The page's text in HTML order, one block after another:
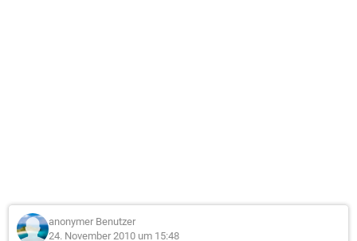
anonymer Benutzer
24. November 2010 um 15:48